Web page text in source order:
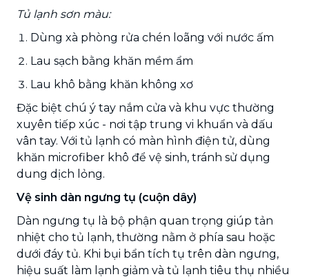
Tủ lạnh sơn màu:
Dùng xà phòng rửa chén loãng với nước ấm
Lau sạch bằng khăn mềm ẩm
Lau khô bằng khăn không xơ
Đặc biệt chú ý tay nắm cửa và khu vực thường
xuyên tiếp xúc - nơi tập trung vi khuẩn và dấu
vân tay. Với tủ lạnh có màn hình điện tử, dùng
khăn microfiber khô để vệ sinh, tránh sử dụng
dung dịch lỏng.
Vệ sinh dàn ngưng tụ (cuộn dây)
Dàn ngưng tụ là bộ phận quan trọng giúp tản
nhiệt cho tủ lạnh, thường nằm ở phía sau hoặc
dưới đáy tủ. Khi bụi bẩn tích tụ trên dàn ngưng,
hiệu suất làm lạnh giảm và tủ lạnh tiêu thụ nhiều